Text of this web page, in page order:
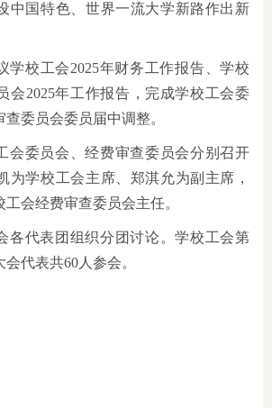
中国特色、世界一流大学新路作出新
学校工会2025年财务工作报告、学校
会2025年工作报告，完成学校工会委
委员会委员届中调整。
会委员会、经费审查委员会分别召开
为学校工会主席、郑淇允为副主席，
会经费审查委员会主任。
各代表团组织分团讨论。学校工会第
代表共60人参会。